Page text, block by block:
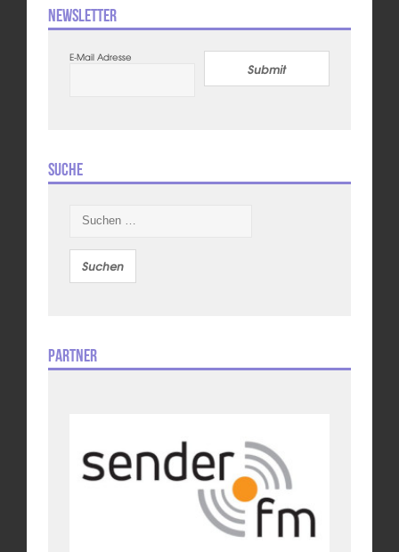
Newsletter
E-Mail Adresse
Submit
Suche
nach:
Partner